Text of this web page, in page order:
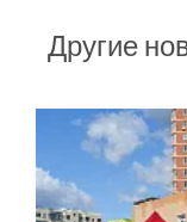
Другие